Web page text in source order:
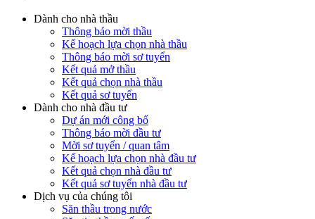
Dành cho nhà thầu
Thông báo mời thầu
Kế hoạch lựa chọn nhà thầu
Thông báo mời sơ tuyển
Kết quả mở thầu
Kết quả chọn nhà thầu
Kết quả sơ tuyển
Dành cho nhà đầu tư
Dự án mới công bố
Thông báo mời đầu tư
Mời sơ tuyển / quan tâm
Kế hoạch lựa chọn nhà đầu tư
Kết quả chọn nhà đầu tư
Kết quả sơ tuyển nhà đầu tư
Dịch vụ của chúng tôi
Săn thầu trong nước